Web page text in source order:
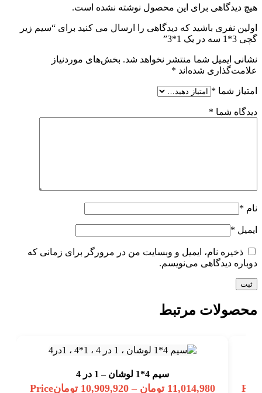
هیچ دیدگاهی برای این محصول نوشته نشده است.
اولین نفری باشید که دیدگاهی را ارسال می کنید برای “سیم زیر
گچی 3*1 سه در یک 1*3”
نشانی ایمیل شما منتشر نخواهد شد. بخش‌های موردنیاز
علامت‌گذاری شده‌اند *
امتیاز شما *
دیدگاه شما *
نام *
ایمیل *
ذخیره نام، ایمیل و وبسایت من در مرورگر برای زمانی که
دوباره دیدگاهی می‌نویسم.
محصولات مرتبط
سیم 4*1 لوشان – 1 در 4
11,014,980 تومان –
10,909,920 تومانPrice